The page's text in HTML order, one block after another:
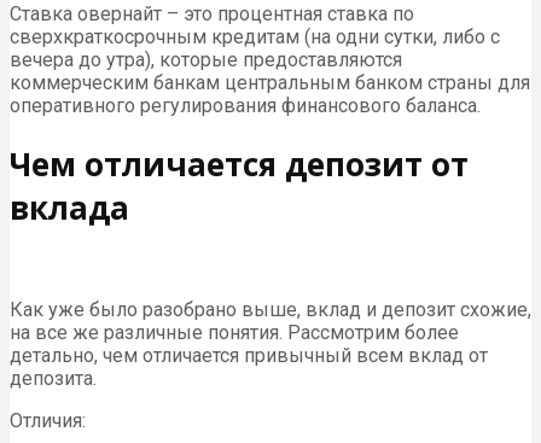
Ставка овернайт – это процентная ставка по
сверхкраткосрочным кредитам (на одни сутки, либо с
вечера до утра), которые предоставляются
коммерческим банкам центральным банком страны для
оперативного регулирования финансового баланса.
Чем отличается депозит от
вклада
Как уже было разобрано выше, вклад и депозит схожие,
на все же различные понятия. Рассмотрим более
детально, чем отличается привычный всем вклад от
депозита.
Отличия: